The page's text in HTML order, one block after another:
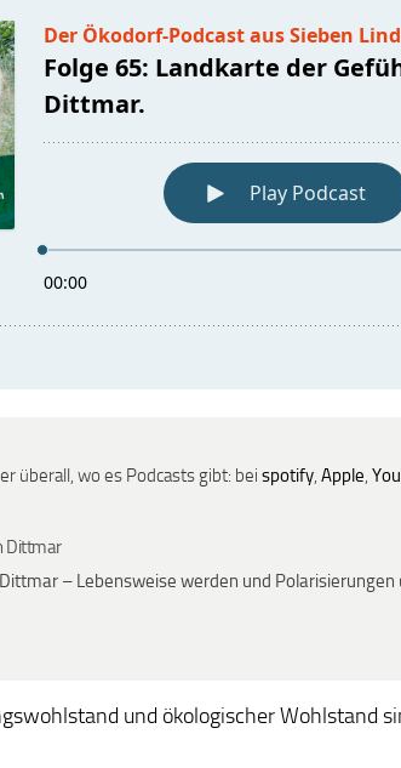
überall, wo es Podcasts gibt: bei spotify, Apple,
Dittmar
– Lebensweise werden und Polarisierungen
und ökologischer Wohlstand